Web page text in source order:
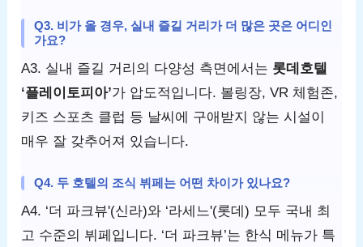
Q3. 비가 올 경우, 실내 즐길 거리가 더 많은 곳은 어디인
가요?
A3. 실내 즐길 거리의 다양성 측면에서는 롯데호텔
‘플레이토피아’가 압도적입니다. 볼링장, VR 체험존,
키즈 스포츠 클럽 등 날씨에 구애받지 않는 시설이
매우 잘 갖추어져 있습니다.
Q4. 두 호텔의 조식 뷔페는 어떤 차이가 있나요?
A4. ‘더 파크뷰'(신라)와 ‘라세느'(롯데) 모두 국내 최
고 수준의 뷔페입니다. ‘더 파크뷰’는 한식 메뉴가 특